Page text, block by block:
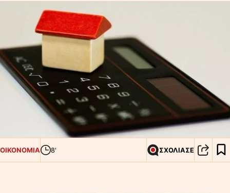
ΟΙΚΟΝΟΜΙΑ 8' ΣΧΟΛΙΑΣΕ